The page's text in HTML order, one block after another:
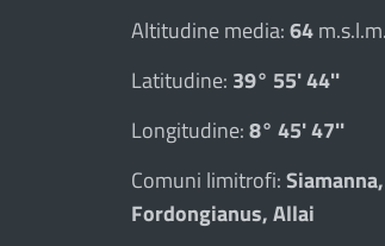
Altitudine media:64m.s.l.m.
Latitudine: 39° 55' 44''
Longitudine:8° 45' 47''
Comuni limitrofi:
Fordongianus, Allai